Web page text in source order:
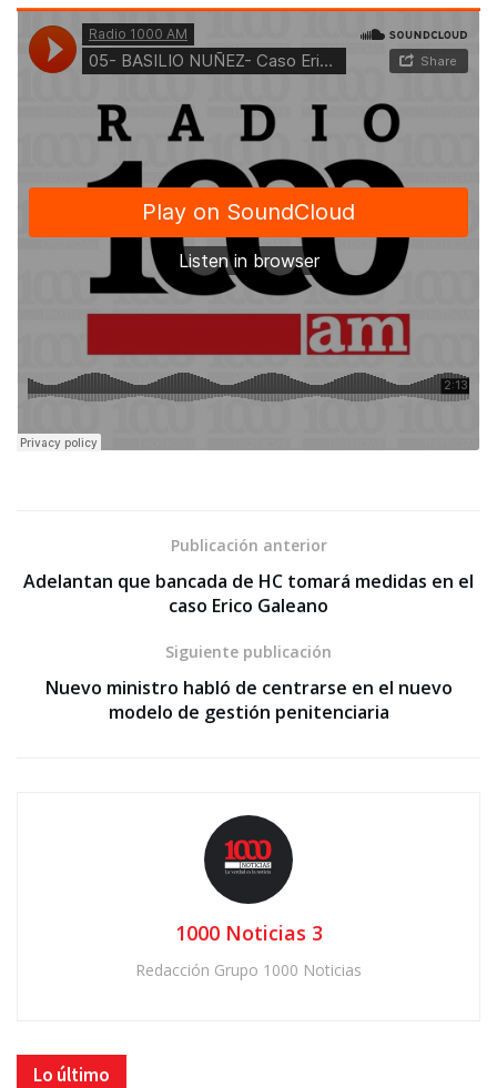
Publicación anterior
Adelantan que bancada de HC tomará medidas en el
caso Erico Galeano
Siguiente publicación
Nuevo ministro habló de centrarse en el nuevo
modelo de gestión penitenciaria
1000 Noticias 3
Redacción Grupo 1000 Noticias
Lo último